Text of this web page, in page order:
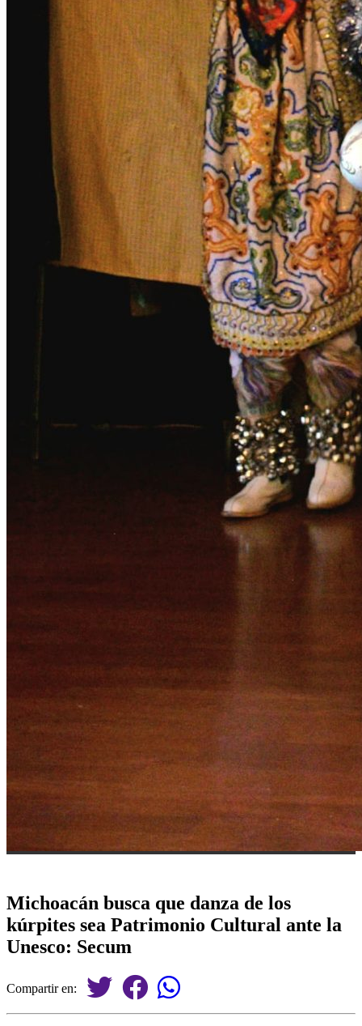
Michoacán busca que danza de los
kúrpites sea Patrimonio Cultural ante la
Unesco: Secum
Compartir en: